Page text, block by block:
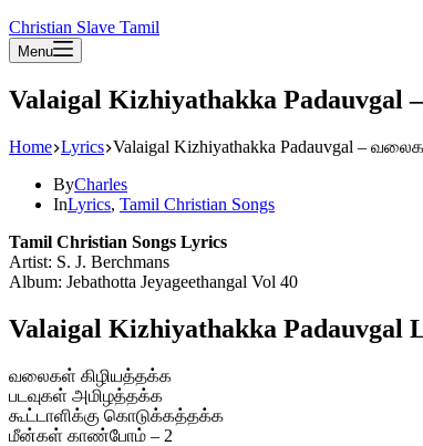
Christian Slave Tamil
Menu
Valaigal Kizhiyathakka
Home Lyrics Valaigal Kizhiyathakka Padauvgal –
ByCharles
InLyrics, Tamil Christian Songs
Tamil Christian Songs Lyrics
Artist: S. J. Berchmans
Album: Jebathotta Jeyageethangal Vol 40
Valaigal Kizhiyathakka Padauvgal
வலைகள் கிழியத்தக்க
படவுகள் அமிழத்தக்க
கூட்டாளிக்கு கொடுக்கத்தக்க
மீன்கள் காண்போம் – 2